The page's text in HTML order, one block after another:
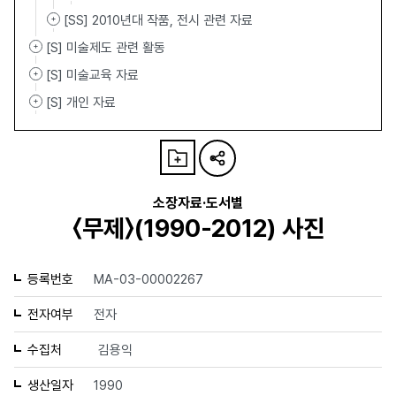
[SS] 2010년대 작품, 전시 관련 자료
[S] 미술제도 관련 활동
[S] 미술교육 자료
[S] 개인 자료
소장자료·도서별
〈무제〉(1990-2012) 사진
등록번호 MA-03-00002267
전자여부 전자
수집처 김용익
생산일자 1990